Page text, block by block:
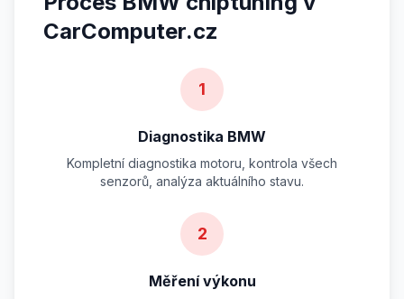
CarComputer.cz
1
Diagnostika BMW
Kompletní diagnostika motoru, kontrola všech
senzorů, analýza aktuálního stavu.
2
Měření výkonu